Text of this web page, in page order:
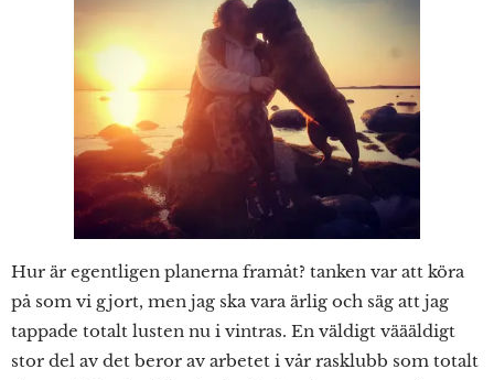
Hur är egentligen planerna framåt? tanken var att köra
på som vi gjort, men jag ska vara ärlig och säg att jag
tappade totalt lusten nu i vintras. En väldigt väääldigt
stor del av det beror av arbetet i vår rasklubb som totalt